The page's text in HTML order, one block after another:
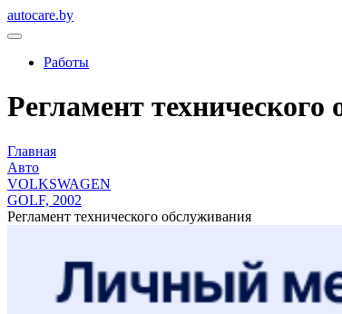
autocare.by
Работы
Регламент
Главная
Авто
VOLKSWAGEN
GOLF, 2002
Регламент технического обслуживания